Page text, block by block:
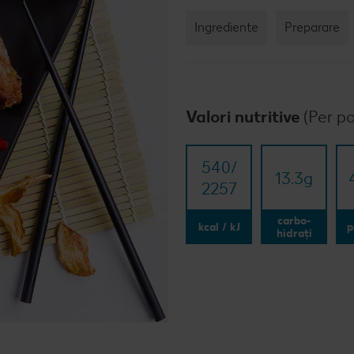
Ingrediente Preparare
Valori nutritive (Per
540/​
2257
kcal / kJ
13.3g
carbo-
hidrați